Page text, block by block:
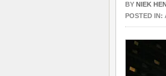
BY NIEK
POSTED IN: